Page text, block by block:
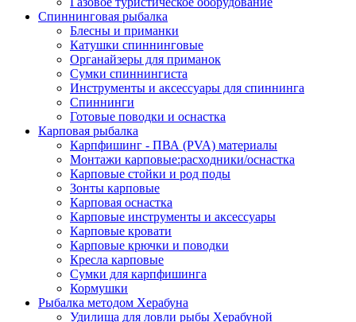
Спиннинговая рыбалка
Блесны и приманки
Катушки спиннинговые
Органайзеры для приманок
Сумки спиннингиста
Инструменты и аксессуары для спиннинга
Спиннинги
Готовые поводки и оснастка
Карповая рыбалка
Карпфишинг - ПВА (PVA) материалы
Монтажи карповые:расходники/оснастка
Карповые стойки и род поды
Зонты карповые
Карповая оснастка
Карповые инструменты и аксессуары
Карповые кровати
Карповые крючки и поводки
Кресла карповые
Сумки для карпфишинга
Кормушки
Рыбалка методом Херабуна
Удилища для ловли рыбы Херабуной